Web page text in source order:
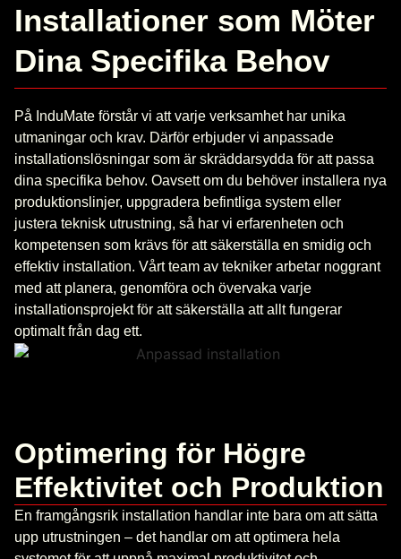
Installationer som Möter
Dina Specifika Behov
På InduMate förstår vi att varje verksamhet har unika
utmaningar och krav. Därför erbjuder vi anpassade
installationslösningar som är skräddarsydda för att passa
dina specifika behov. Oavsett om du behöver installera nya
produktionslinjer, uppgradera befintliga system eller
justera teknisk utrustning, så har vi erfarenheten och
kompetensen som krävs för att säkerställa en smidig och
effektiv installation. Vårt team av tekniker arbetar noggrant
med att planera, genomföra och övervaka varje
installationsprojekt för att säkerställa att allt fungerar
optimalt från dag ett.
Optimering för Högre
Effektivitet och Produktion
En framgångsrik installation handlar inte bara om att sätta
upp utrustningen – det handlar om att optimera hela